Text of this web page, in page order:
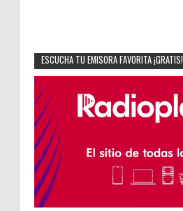
ESCUCHA TU EMISORA FAVORITA ¡GRATIS!